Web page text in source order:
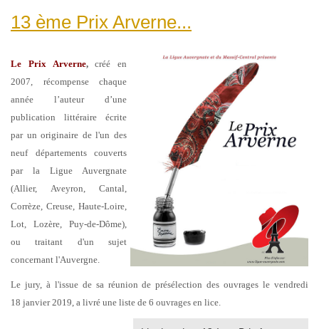
13 ème Prix Arverne...
Le Prix Arverne,créé en
2007, récompense chaque
année l’auteur d’une
publication littéraire écrite
par un originaire de l'un des
neuf départements couverts
par la Ligue Auvergnate
(Allier, Aveyron, Cantal,
Corrèze, Creuse, Haute-Loire,
Lot, Lozère, Puy-de-Dôme),
ou traitant d'un sujet
concernant l'Auvergne.
Le jury, à l'issue de sa réunion de présélection des ouvrages le vendredi
18 janvier 2019, a livré une liste de 6 ouvrages en lice.